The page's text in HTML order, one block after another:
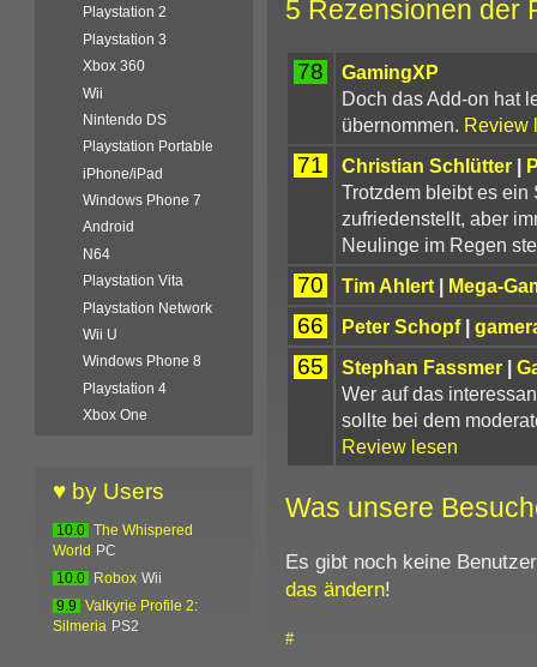
5 Rezensionen der
78
GamingXP
Doch das Add-on hat
übernommen. Review
71 Christian Schlütter|
Trotzdem bleibt es
zufriedenstellt, aber
Neulinge im Regen
70 Tim Ahlert| Mega-
66 Peter Schopf|
65 Stephan Fassmer|
Wer auf das
sollte bei dem
Review lesen
Was unsere
Es gibt noch keine
das ändern!
#
Playstation 2
Playstation 3
Xbox 360
Wii
Nintendo DS
Playstation Portable
iPhone/iPad
Windows Phone 7
Android
N64
Playstation Vita
Playstation Network
Wii U
Windows Phone 8
Playstation 4
Xbox One
♥ by Users
10.0
The Whispered
World
PC
10.0
Robox Wii
9.9
Valkyrie Profile 2:
Silmeria PS2